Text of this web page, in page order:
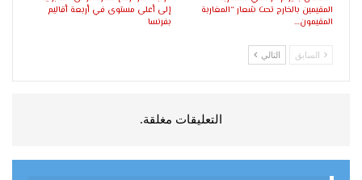
المقيمين بالخارج تحت شعار “المغاربة
المقيمون…
إلى أعلى مستوى في أربعة أقاليم
بفرنسا
السابق التالي
التعليقات مغلقة.